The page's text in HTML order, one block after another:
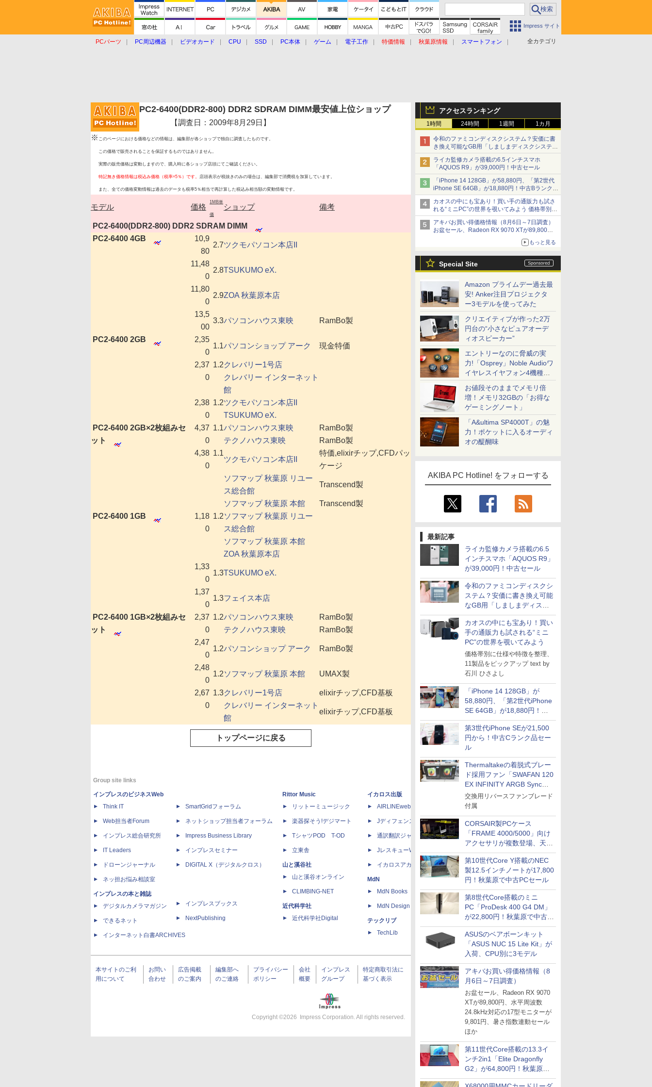
Impress サイト
全カテゴリ
PCパーツ PC周辺機器 ビデオカード CPU SSD PC本体 ゲーム 電子工作 特価情報 秋葉原情報
スマートフォン
アクセスランキング
1時間 24時間 1週間 1カ月
令和のファミコンディスクシステム？安価に書
き換え可能なGB用「しましまディスクシステ
ム」
ライカ監修カメラ搭載の6.5インチスマホ
「AQUOS R9」が39,000円！中古セール
「iPhone 14 128GB」が58,880円、「第2世代
iPhone SE 64GB」が18,880円！中古Bランク品
セール
カオスの中にも宝あり！買い手の通販力も試さ
れる“ミニPC”の世界を覗いてみよう 価格帯別に
仕様や特徴を整理、11製品をピックアップ text
by 石川 ひさよし
アキバお買い得価格情報（8月6日～7日調査）
お盆セール、Radeon RX 9070 XTが89,800
円、水平周波数24.8kHz対応の17型モニターが
9,801円、暑さ指数連動セール ほか
もっと見る
Special Site
Amazon プライムデー過去最
安! Anker注目プロジェクタ
ー3モデルを使ってみた
クリエイティブが作った2万
円台の“小さなピュアオーデ
ィオスピーカー”
エントリーなのに脅威の実
力!「Osprey」Noble Audioワ
イヤレスイヤフォン4機種を
一気に聴く
お値段そのままでメモリ倍
増！メモリ32GBの「お得な
ゲーミングノート」
「A&ultima SP4000T」の魅
力！ポケットに入るオーディ
オの醍醐味
AKIBA PC Hotline! をフォローする
最新記事
ライカ監修カメラ搭載の6.5
インチスマホ「AQUOS R9」
が39,000円！中古セール
令和のファミコンディスクシ
ステム？安価に書き換え可能
なGB用「しましまディスク
システム」
カオスの中にも宝あり！買い
手の通販力も試される“ミニ
PC”の世界を覗いてみよう
価格帯別に仕様や特徴を整理、
11製品をピックアップ text by
石川 ひさよし
「iPhone 14 128GB」が
58,880円、「第2世代iPhone
SE 64GB」が18,880円！中
古Bランク品セール
第3世代iPhone SEが21,500
円から！中古Cランク品セー
ル
Thermaltakeの着脱式ブレー
ド採用ファン「SWAFAN 120
EX INFINITY ARGB Sync」
に単品パッケージ
交換用リバースファンブレード
付属
CORSAIR製PCケース
「FRAME 4000/5000」向け
アクセサリが複数登場、天然
木製パネルや背面コネクタ対
応トレイなど
第10世代Core Y搭載のNEC
製12.5インチノートが17,800
円！秋葉原で中古PCセール
第8世代Core搭載のミニ
PC「ProDesk 400 G4 DM」
が22,800円！秋葉原で中古
PCセール
ASUSのベアボーンキット
「ASUS NUC 15 Lite Kit」が
入荷、CPU別に3モデル
アキバお買い得価格情報（8
月6日～7日調査）
お盆セール、Radeon RX 9070
XTが89,800円、水平周波数
24.8kHz対応の17型モニターが
9,801円、暑さ指数連動セール
ほか
第11世代Core搭載の13.3イ
ンチ2in1「Elite Dragonfly
G2」が64,800円！秋葉原で
中古PCセール
PC2-6400(DDR2-800) DDR2 SDRAM DIMM最安値上位ショップ
【調査日：2009年8月29日】
※ このページにおける価格などの情報は、編集部が各ショップで独自に調査したものです。
この価格で販売されることを保証するものではありません。
実際の販売価格は変動しますので、購入時に各ショップ店頭にてご確認ください。
特記無き価格情報は税込み価格（税率=5％）です。 店頭表示が税抜きのみの場合は、編集部で消費税を加算しています。
また、全ての価格変動情報は過去のデータも税率5％相当で再計算した税込み相当額の変動情報です。
モデル 価格
1MB単
価
ショップ 備考
PC2-6400(DDR2-800) DDR2 SDRAM DIMM
PC2-6400 4GB
10,9
80
2.7ツクモパソコン本店II
11,48
0
2.8TSUKUMO eX.
11,80
0
2.9ZOA 秋葉原本店
13,5
00
3.3パソコンハウス東映 RamBo製
PC2-6400 2GB
2,35
0
1.1パソコンショップ アーク 現金特価
2,37
0
1.2クレバリー1号店
クレバリー インターネット
館
2,38
0
1.2ツクモパソコン本店II
TSUKUMO eX.
PC2-6400 2GB×2枚組みセ
ット
4,37
0
1.1パソコンハウス東映
RamBo製
テクノハウス東映
RamBo製
4,38
0
1.1
ツクモパソコン本店II
特価,elixirチップ,CFDパッ
ケージ
ソフマップ 秋葉原 リユー
ス総合館
Transcend製
ソフマップ 秋葉原 本館
Transcend製
PC2-6400 1GB
1,18
0
1.2ソフマップ 秋葉原 リユー
ス総合館
ソフマップ 秋葉原 本館
ZOA 秋葉原本店
1,33
0
1.3TSUKUMO eX.
1,37
0
1.3フェイス本店
PC2-6400 1GB×2枚組みセ
ット
2,37
0
1.2パソコンハウス東映
RamBo製
テクノハウス東映
RamBo製
2,47
0
1.2パソコンショップ アーク RamBo製
2,48
0
1.2ソフマップ 秋葉原 本館 UMAX製
2,67
0
1.3クレバリー1号店
elixirチップ,CFD基板
クレバリー インターネット
館
elixirチップ,CFD基板
トップページに戻る
Group site links
インプレスのビジネスWeb
Think IT
Web担当者Forum
インプレス総合研究所
IT Leaders
ドローンジャーナル
ネッ担お悩み相談室
インプレスの本と雑誌
デジタルカメラマガジン
できるネット
インターネット白書ARCHIVES
SmartGridフォーラム
ネットショップ担当者フォーラム
Impress Business Library
インプレスセミナー
DIGITAL X（デジタルクロス）
インプレスブックス
NextPublishing
Rittor Music
リットーミュージック
楽器探そう!デジマート
TシャツPOD T-OD
立東舎
山と溪谷社
山と溪谷オンライン
CLIMBING-NET
近代科学社
近代科学社Digital
イカロス出版
AIRLINEweb
Jディフェンスニュース
通訳翻訳ジャーナル
JレスキューWeb
イカロスアカデミー
MdN
MdN Books
MdN Design Interactive
テックリブ
TechLib
天海社
Comic curea
impress QuickBooks
パブファンセルフ
IPGネットワーク
TシャツPOD pTa.shop
カスタム写真集POD fabli
Impress Group Publication Informa
tion
本サイトのご利
用について
お問い
合わせ
広告掲載
のご案内
編集部へ
のご連絡
プライバシー
ポリシー
会社
概要
インプレス
グループ
特定商取引法に
基づく表示
Copyright ©2026 Impress Corporation. All rights reserved.